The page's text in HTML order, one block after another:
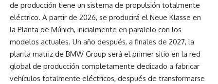
de producción tiene un sistema de propulsión totalmente
eléctrico. A partir de 2026, se producirá el Neue Klasse en
la Planta de Múnich, inicialmente en paralelo con los
modelos actuales. Un año después, a finales de 2027, la
planta matriz de BMW Group será el primer sitio en la red
global de producción completamente dedicado a fabricar
vehículos totalmente eléctricos, después de transformarse